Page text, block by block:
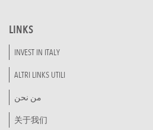
LINKS
INVEST IN ITALY
ALTRI LINKS UTILI
من نحن
关于我们